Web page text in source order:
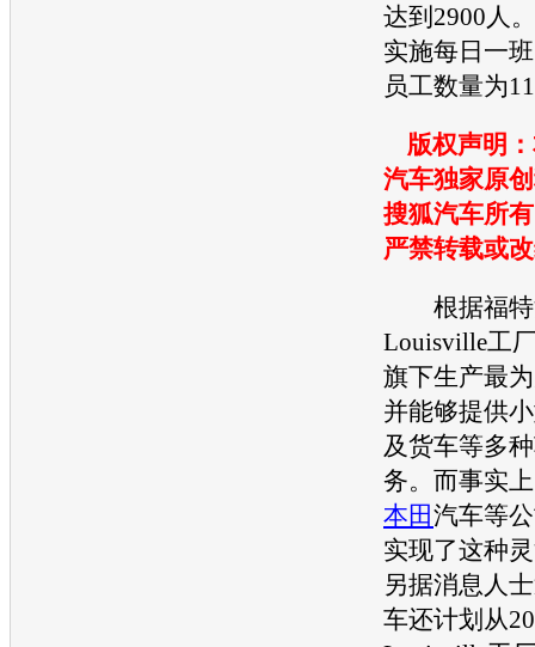
达到2900人
实施每日一
员工数量为
版权声明
汽车独家原
搜狐汽车所
严禁转载或
根据福特
Louisville工
旗下生产最
并能够提供
及货车等多
务。而事实
本田汽车等
实现了这种
另据消息人
车还计划从